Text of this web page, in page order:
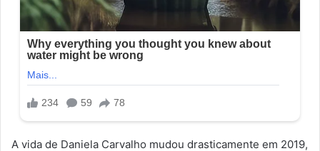
A vida de Daniela Carvalho mudou drasticamente em 2019,